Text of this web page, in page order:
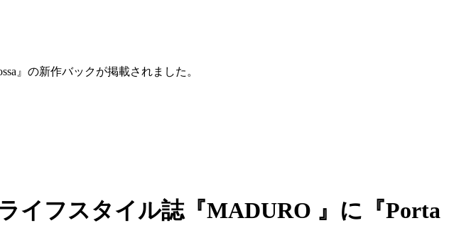
』の新作バックが掲載されました。
イフスタイル誌『MADURO 』に『Porta